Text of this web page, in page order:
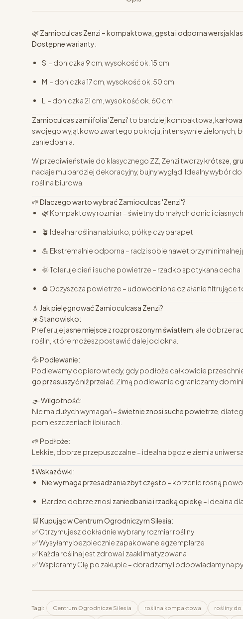
🌿 Zamioculcas Zenzi – kompaktowa, gęsta i odporna wersja
Dostępne warianty:
S – doniczka 9 cm, wysokość ok. 15 cm
M – doniczka 17 cm, wysokość ok. 50 cm
L – doniczka 21 cm, wysokość ok. 60 cm
Zamioculcas zamiifolia 'Zenzi'to bardziej kompaktowa,
swojego wyjątkowo zwartego pokroju, intensywnie zielonych,
zaniedbania.
W przeciwieństwie do klasycznego ZZ, Zenzi tworzykrótsze,
nadaje mu bardziej dekoracyjny, bujny wygląd. Idealny wybór do
roślina biurowa.
🌱Dlaczego warto wybrać Zamioculcas 'Zenzi'?
🌿 Kompaktowy rozmiar – świetny do małych donic i
🪴 Idealna roślina na biurko, półkę czy parapet
💪 Ekstremalnie odporna – radzi sobie nawet przy
🌞 Toleruje cień i suche powietrze – rzadko spotykana cecha
♻️ Oczyszcza powietrze – udowodnione działanie filtrujące
💧 Jak pielęgnować Zamioculcasa Zenzi?
☀️Stanowisko:
Preferujejasne miejsce z rozproszonym światłem , ale dobrze
roślin, które możesz postawić dalej od okna.
💦Podlewanie:
Podlewamy dopiero wtedy, gdy podłoże całkowicie
go przesuszyć niż przelać . Zimą podlewanie ograniczamy do
🌫️Wilgotność:
Nie ma dużych wymagań –świetnie znosi suche powietrze ,
pomieszczeniach i biurach.
🌱Podłoże:
Lekkie, dobrze przepuszczalne – idealna będzie ziemia
❗Wskazówki:
Nie wymaga przesadzania zbyt często – korzenie rosną
Bardzo dobrze znosi zaniedbania i rzadką opiekę – idealna
🛒Kupując w Centrum Ogrodniczym Silesia:
✅ Otrzymujesz dokładnie wybrany rozmiar rośliny
✅ Wysyłamy bezpiecznie zapakowane egzemplarze
✅ Każda roślina jest zdrowa i zaaklimatyzowana
✅ Wspieramy Cię po zakupie – doradzamy i odpowiadamy na
Tagi: Centrum Ogrodnicze Silesia roślina kompaktowa rośliny do